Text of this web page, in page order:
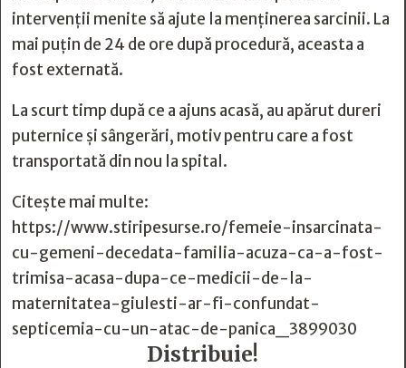
intervenții menite să ajute la menținerea sarcinii. La
mai puțin de 24 de ore după procedură, aceasta a
fost externată.
La scurt timp după ce a ajuns acasă, au apărut dureri
puternice și sângerări, motiv pentru care a fost
transportată din nou la spital.
Citește mai multe:
https://www.stiripesurse.ro/femeie-insarcinata-
cu-gemeni-decedata-familia-acuza-ca-a-fost-
trimisa-acasa-dupa-ce-medicii-de-la-
maternitatea-giulesti-ar-fi-confundat-
septicemia-cu-un-atac-de-panica_3899030
Distribuie!